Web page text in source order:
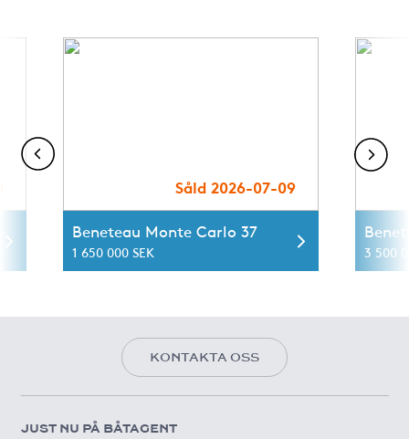
Såld 2026-07-09
Beneteau Monte Carlo 37
1 650 000 SEK 3 500
KONTAKTA OSS
JUST NU PÅ BÅTAGENT